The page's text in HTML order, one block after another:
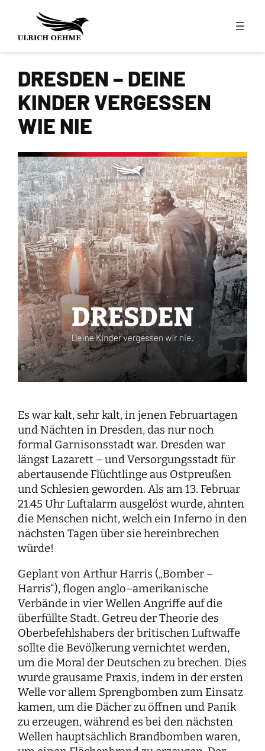
springen
DRESDEN – DEINE
KINDER VERGESSEN
WIE NIE
Es war kalt, sehr kalt, in jenen Februartagen
und Nächten in Dresden, das nur noch
formal Garnisonsstadt war. Dresden war
längst Lazarett – und Versorgungsstadt für
abertausende Flüchtlinge aus Ostpreußen
und Schlesien geworden. Als am 13. Februar
21.45 Uhr Luftalarm ausgelöst wurde, ahnten
die Menschen nicht, welch ein Inferno in den
nächsten Tagen über sie hereinbrechen
würde!
Geplant von Arthur Harris („Bomber –
Harris“), flogen anglo–amerikanische
Verbände in vier Wellen Angriffe auf die
überfüllte Stadt. Getreu der Theorie des
Oberbefehlshabers der britischen Luftwaffe
sollte die Bevölkerung vernichtet werden,
um die Moral der Deutschen zu brechen. Dies
wurde grausame Praxis, indem in der ersten
Welle vor allem Sprengbomben zum Einsatz
kamen, um die Dächer zu öffnen und Panik
zu erzeugen, während es bei den nächsten
Wellen hauptsächlich Brandbomben waren,